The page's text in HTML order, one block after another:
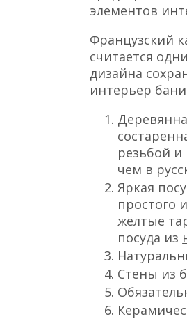
элементов
Французский
считается
дизайна
интерьер
резьбой и
чем в
Яркая
простого
жёлтые
посуда из
Стены из